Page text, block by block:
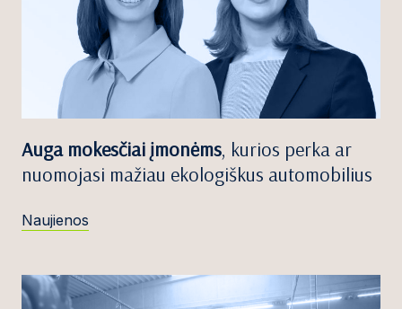
Auga mokesčiai įmonėms, kurios perka ar
nuomojasi mažiau ekologiškus automobilius
Naujienos